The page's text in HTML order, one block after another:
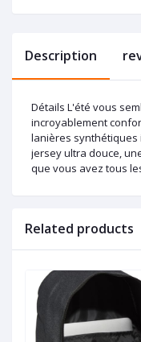
Description
Détails L'été vous
incroyablement
lanières synthétiques
jersey ultra douce,
que vous avez tous
Related products